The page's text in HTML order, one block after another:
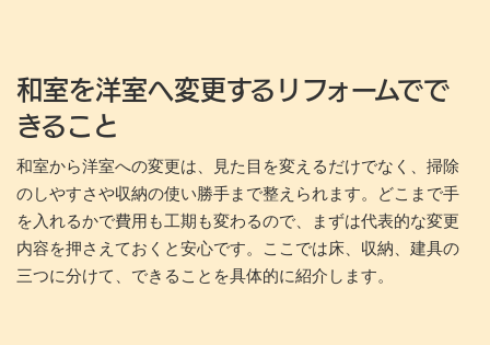
和室を洋室へ変更するリフォームでで
きること
和室から洋室への変更は、見た目を変えるだけでなく、掃除
のしやすさや収納の使い勝手まで整えられます。どこまで手
を入れるかで費用も工期も変わるので、まずは代表的な変更
内容を押さえておくと安心です。ここでは床、収納、建具の
三つに分けて、できることを具体的に紹介します。